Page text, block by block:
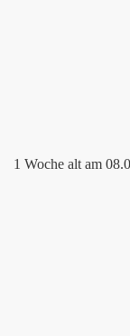
1 Woche alt am